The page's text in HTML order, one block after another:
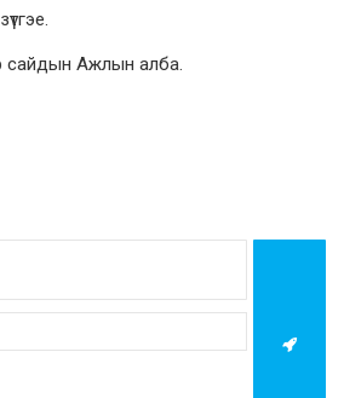
Ажлын алба.